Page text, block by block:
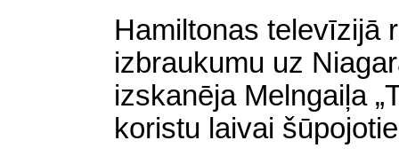
Hamiltonas televīzijā
izbraukumu uz
izskanēja Melngaiļa
koristu laivai